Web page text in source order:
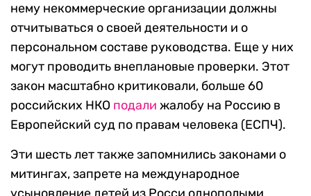
нему некоммерческие организации должны
отчитываться о своей деятельности и о
персональном составе руководства. Еще у них
могут проводить внеплановые проверки. Этот
закон масштабно критиковали, больше 60
российских НКО подали жалобу на Россию в
Европейский суд по правам человека (ЕСПЧ).
Эти шесть лет также запомнились законами о
митингах, запрете на международное